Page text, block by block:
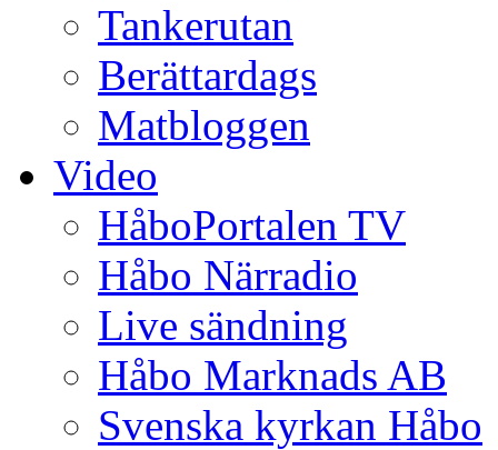
Tankerutan
Berättardags
Matbloggen
Video
HåboPortalen TV
Håbo Närradio
Live sändning
Håbo Marknads AB
Svenska kyrkan Håbo